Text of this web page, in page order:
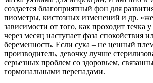
создается благоприятный фон для
пиометры, кистозных изменений и др.
зависимости от того, как проходит течка
через месяц наступает фаза спокойствия
беременность. Если сука – не ценный
производитель, девочку лучше
серьезных проблем со здоровьем,
гормональными перепадами.